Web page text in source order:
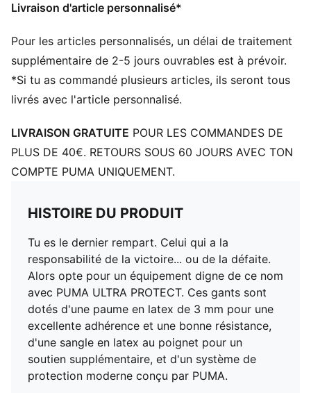
dégagements au poing
longueur en latex
Système de protection PUMA 4 doigts
Conception conforme à la norme EN 16027
PUMA Enfant et Adolescent : recommandé pour les
enfants âgés de 8 à 16 ans
Livraison d'article personnalisé*
Pour les articles personnalisés, un délai de traitement
supplémentaire de 2-5 jours ouvrables est à prévoir.
*Si tu as commandé plusieurs articles, ils seront tous
livrés avec l'article personnalisé.
LIVRAISON GRATUITE POUR LES COMMANDES DE
PLUS DE 40€. RETOURS SOUS 60 JOURS AVEC TON
COMPTE PUMA UNIQUEMENT.
HISTOIRE DU PRODUIT
Tu es le dernier rempart. Celui qui a la
responsabilité de la victoire... ou de la défaite.
Alors opte pour un équipement digne de ce nom
avec PUMA ULTRA PROTECT. Ces gants sont
dotés d'une paume en latex de 3 mm pour une
excellente adhérence et une bonne résistance,
d'une sangle en latex au poignet pour un
soutien supplémentaire, et d'un système de
protection moderne conçu par PUMA.